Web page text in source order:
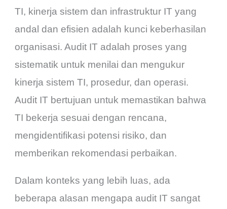
TI, kinerja sistem dan infrastruktur IT yang
andal dan efisien adalah kunci keberhasilan
organisasi. Audit IT adalah proses yang
sistematik untuk menilai dan mengukur
kinerja sistem TI, prosedur, dan operasi.
Audit IT bertujuan untuk memastikan bahwa
TI bekerja sesuai dengan rencana,
mengidentifikasi potensi risiko, dan
memberikan rekomendasi perbaikan.
Dalam konteks yang lebih luas, ada
beberapa alasan mengapa audit IT sangat